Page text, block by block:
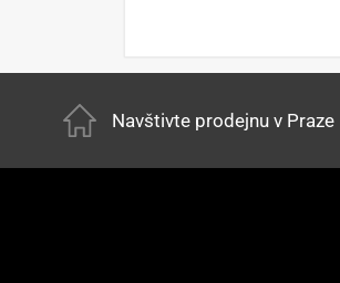
Navštivte prodejnu v Praze